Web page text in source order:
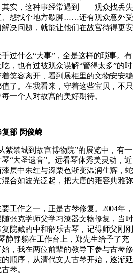
其实，这种事经常遇到——观众找丢失
、想找个地方歇脚……还有观众意外受
决问题，就能让他们在故宫待得更安
什么“大事”，全是这样的琐事。有
，也有过被观众误解“管得太多”的时
笑容离开，看到展柜里的文物安安稳
了。在我看来，守着这些宝贝，不只
一个人对故宫的美好期待。
部 闵俊嵘
城到故宫博物院”的展览中，有一
“大圣遗音”。远看琴体秀美灵动，近
层中朱红与深栗色渐变温润生辉，蛇
合如波光泛起，把大唐的雍容典雅弥
作之一，正是古琴修复。2004年，
张克学师父学习漆器文物修复，当时
院藏的中和韶乐古琴，记得师父刚刚
静静躺在工作台上，郑先生给予了充
，我在两位前辈的教导下参与古琴修
顺序，从清代文人古琴开始，逐渐延
琴。